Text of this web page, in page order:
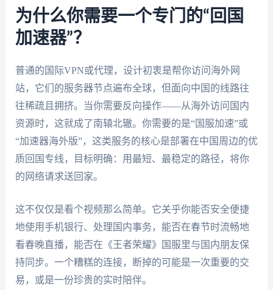
为什么你需要一个专门的“回国
加速器”？
普通的国际VPN或代理，设计初衷是帮你访问海外网
站，它们的服务器节点遍布全球，但面向中国的线路往
往稀疏且拥挤。当你需要反向操作——从海外访问国内
资源时，这就成了南辕北辙。你需要的是“国服加速”或
“加速器海外版”，这类服务的核心是部署在中国周边的优
质回国专线，目标明确：用最短、最稳定的路径，将你
的网络请求送回家。
这不仅仅是看个视频那么简单。它关乎你能否安全便捷
地使用手机银行、处理国内事务，能否在春节时流畅地
看春晚直播，能否在《王者荣耀》国服里与国内朋友保
持同步。一个糟糕的连接，断掉的可能是一次重要的交
易，或是一份珍贵的实时陪伴。